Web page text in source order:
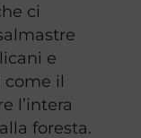
ci
e
come il
l’intera
foresta.